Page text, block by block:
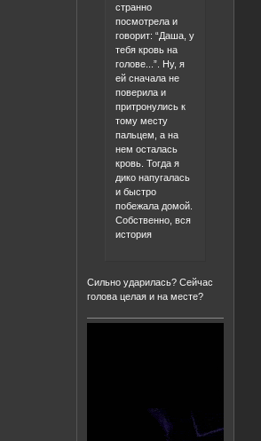
странно
посмотрела и
говорит: “Даша, у
тебя кровь на
голове...”. Ну, я
ей сначала не
поверила и
притронулись к
тому месту
пальцем, а на
нем осталась
кровь. Тогда я
дико напугалась
и быстро
побежала домой.
Собственно, вся
история
Сильно ударилась? Сейчас
голова целая и на месте?